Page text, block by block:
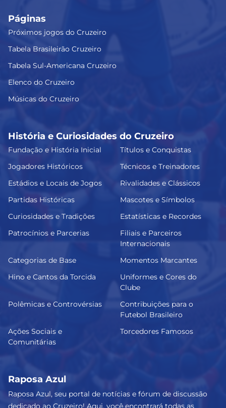
Páginas
Próximos jogos do Cruzeiro
Tabela Brasileirão Cruzeiro
Tabela Sul-Americana Cruzeiro
Elenco do Cruzeiro
Músicas do Cruzeiro
História e Curiosidades do Cruzeiro
Fundação e História Inicial
Títulos e Conquistas
Jogadores Históricos
Técnicos e Treinadores
Estádios e Locais de Jogos
Rivalidades e Clássicos
Partidas Históricas
Mascotes e Símbolos
Curiosidades e Tradições
Estatísticas e Recordes
Patrocínios e Parcerias
Filiais e Parceiros
Internacionais
Categorias de Base
Momentos Marcantes
Hino e Cantos da Torcida
Uniformes e Cores do
Clube
Polêmicas e Controvérsias
Contribuições para o
Futebol Brasileiro
Ações Sociais e
Comunitárias
Torcedores Famosos
Raposa Azul
Raposa Azul, seu portal de notícias e fórum de discussão
dedicado ao Cruzeiro! Aqui, você encontrará todas as